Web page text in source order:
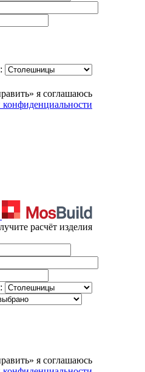
я соглашаюсь
расчёт изделия
я соглашаюсь